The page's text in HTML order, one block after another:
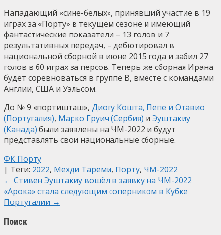
Нападающий «сине-белых», принявший участие в 19
играх за «Порту» в текущем сезоне и имеющий
фантастические показатели – 13 голов и 7
результативных передач, – дебютировал в
национальной сборной в июне 2015 года и забил 27
голов в 60 играх за персов. Теперь же сборная Ирана
будет соревноваться в группе B, вместе с командами
Англии, США и Уэльсом.
До № 9 «портишташ», Диогу Кошта, Пепе и Отавио
(Португалия), Марко Груич (Сербия) и Эуштакиу
(Канада) были заявлены на ЧМ-2022 и будут
представлять свои национальные сборные.
ФК Порту
| Теги: 2022, Мехди Тареми, Порту, ЧМ-2022
Post
navigation
← Стивен Эуштакиу вошёл в заявку на ЧМ-2022
«Арока» стала следующим соперником в Кубке
Португалии →
Поиск